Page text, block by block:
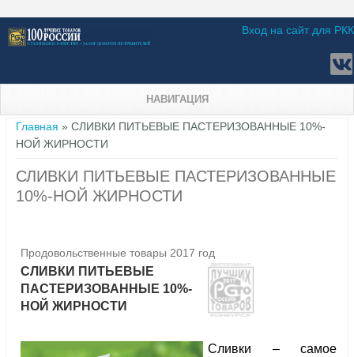
Вход на сайт для РКК
НАВИГАЦИЯ
Вы здесь
Главная » СЛИВКИ ПИТЬЕВЫЕ ПАСТЕРИЗОВАННЫЕ 10%-
НОЙ ЖИРНОСТИ
СЛИВКИ ПИТЬЕВЫЕ ПАСТЕРИЗОВАННЫЕ
10%-НОЙ ЖИРНОСТИ
Продовольственные товары 2017 год
СЛИВКИ ПИТЬЕВЫЕ
ПАСТЕРИЗОВАННЫЕ 10%-
НОЙ ЖИРНОСТИ
Сливки – самое